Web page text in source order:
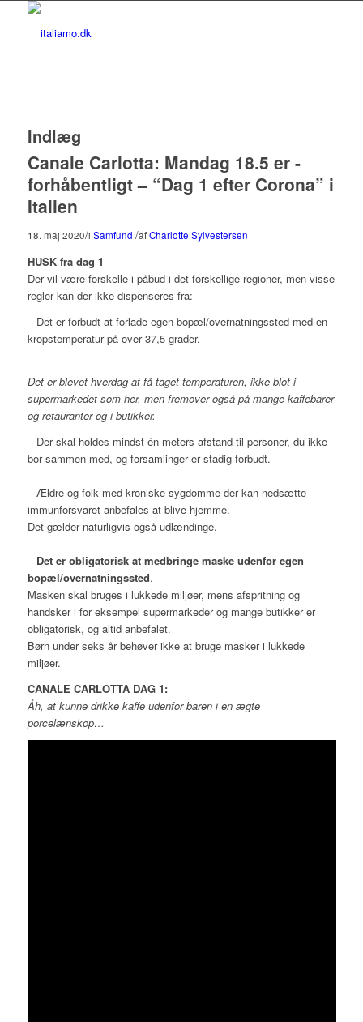
Indlæg
Canale Carlotta: Mandag 18.5 er -
forhåbentligt – “Dag 1 efter Corona” i
Italien
18. maj 2020/i Samfund /afCharlotte Sylvestersen
HUSK fra dag 1
Der vil være forskelle i påbud i det forskellige regioner, men visse
regler kan der ikke dispenseres fra:
– Det er forbudt at forlade egen bopæl/overnatningssted med en
kropstemperatur på over 37,5 grader.
Det er blevet hverdag at få taget temperaturen, ikke blot i
supermarkedet som her, men fremover også på mange kaffebarer
og retauranter og i butikker.
– Der skal holdes mindst én meters afstand til personer, du ikke
bor sammen med, og forsamlinger er stadig forbudt.
– Ældre og folk med kroniske sygdomme der kan nedsætte
immunforsvaret anbefales at blive hjemme.
Det gælder naturligvis også udlændinge.
– Det er obligatorisk at medbringe maske udenfor egen
bopæl/overnatningssted.
Masken skal bruges i lukkede miljøer, mens afspritning og
handsker i for eksempel supermarkeder og mange butikker er
obligatorisk, og altid anbefalet.
Børn under seks år behøver ikke at bruge masker i lukkede
miljøer.
CANALE CARLOTTA DAG 1:
Åh, at kunne drikke kaffe udenfor baren i en ægte
porcelænskop…